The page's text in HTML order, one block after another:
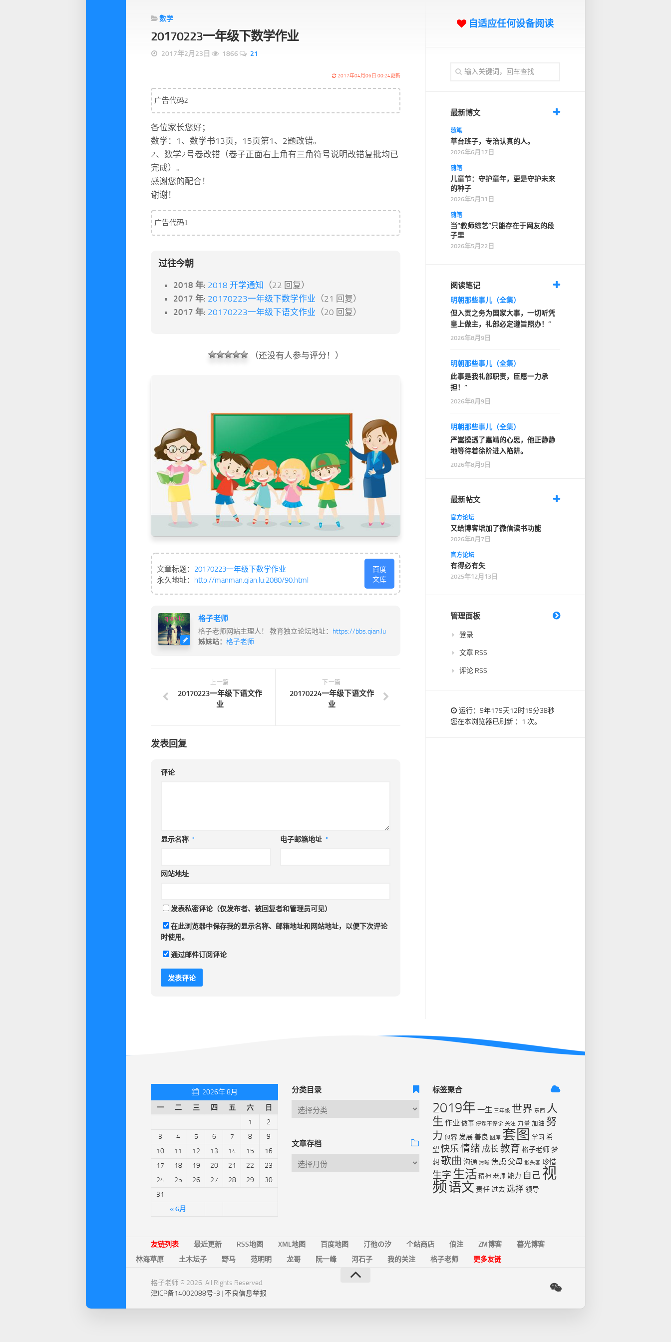
数学
20170223一年级下数学作业
2017年2月23日 1866 21
2017年04月06日 00:24更新
广告代码2
各位家长您好；
数学：1、数学书13页，15页第1、2题改错。
2、数学2号卷改错（卷子正面右上角有三角符号说明改错复批均已
完成）。
感谢您的配合！
谢谢！
广告代码1
过往今朝
2018 年: 2018 开学通知 （22 回复）
2017 年: 20170223一年级下数学作业 （21 回复）
2017 年: 20170223一年级下语文作业 （20 回复）
（还没有人参与评分！）
文章标题： 20170223一年级下数学作业
永久地址： http://manman.qian.lu:2080/90.html
百度
文库
格子老师
格子老师网站主理人！ 教育独立论坛地址： https://bbs.qian.lu
姊妹站： 格子老师
下一篇
20170224一年级下语文作
业
上一篇
20170223一年级下语文作
业
发表回复
评论
显示名称 * 电子邮箱地址 *
网站地址
发表私密评论（仅发布者、被回复者和管理员可见）
在此浏览器中保存我的显示名称、邮箱地址和网站地址，以便下次评论
时使用。
通过邮件订阅评论
自适应任何设备阅读
最新博文
随笔
草台班子，专治认真的人。
2026年6月17日
随笔
儿童节：守护童年，更是守护未来
的种子
2026年5月31日
随笔
当“教师综艺”只能存在于网友的段
子里
2026年5月22日
阅读笔记
明朝那些事儿（全集）
但入贡之务为国家大事，一切听凭
皇上做主，礼部必定遵旨照办！”
2026年8月9日
明朝那些事儿（全集）
此事是我礼部职责，臣愿一力承
担！”
2026年8月9日
明朝那些事儿（全集）
严嵩摸透了嘉靖的心思，他正静静
地等待着徐阶进入陷阱。
2026年8月9日
最新帖文
官方论坛
又给博客增加了微信读书功能
2026年8月7日
官方论坛
有得必有失
2025年12月13日
管理面板
登录
文章 RSS
评论 RSS
运行：9年179天12时19分38秒
您在本浏览器已刷新 ：1 次。
2026年 8月
一
二 三 四 五 六 日
« 6月
1
2
3
4 5 6 7 8
9
10
11 12 13 14 15
16
17
18 19 20 21 22
23
24
25 26 27 28 29
30
31
分类目录
文章存档
标签聚合
2019年 一生 三年级 世界 东西 人
生 作业 做事 停课不停学 关注 力量 加油 努
力 包容 发展善良 图库 套图 学习 希
望 快乐情绪 成长 教育 格子老师梦
想 歌曲 沟通 清晰 焦虑 父母 猴头客 珍惜
生字 生活 精神 老师 能力 自己 视
频语文 责任过去 选择 领导
友链列表 最近更新 RSS地图 XML地图 百度地图 汀彵の汐 个站商店 俍注 ZM博客
暮光博客
林海草原
土木坛子 野马 范明明 龙哥 阮一峰 河石子 我的关注 格子老师 更多友链
格子老师 © 2026. All Rights Reserved.
津ICP备14002088号-3 | 不良信息举报